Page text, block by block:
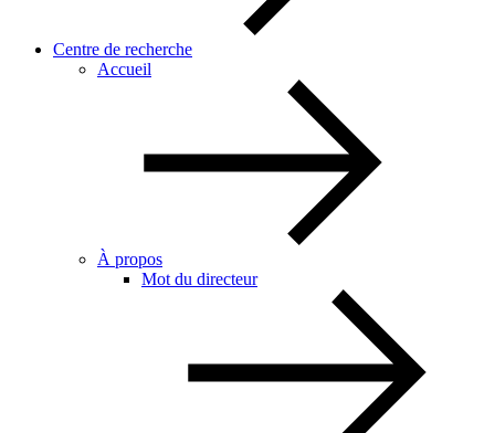
Centre de recherche
Accueil
À propos
Mot du directeur